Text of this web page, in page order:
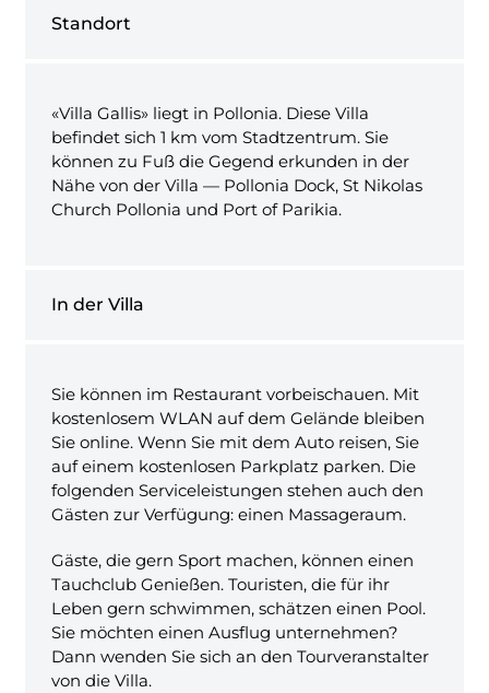
Standort
«Villa Gallis» liegt in Pollonia. Diese Villa
befindet sich 1 km vom Stadtzentrum. Sie
können zu Fuß die Gegend erkunden in der
Nähe von der Villa — Pollonia Dock, St Nikolas
Church Pollonia und Port of Parikia.
In der Villa
Sie können im Restaurant vorbeischauen. Mit
kostenlosem WLAN auf dem Gelände bleiben
Sie online. Wenn Sie mit dem Auto reisen, Sie
auf einem kostenlosen Parkplatz parken. Die
folgenden Serviceleistungen stehen auch den
Gästen zur Verfügung: einen Massageraum.
Gäste, die gern Sport machen, können einen
Tauchclub Genießen. Touristen, die für ihr
Leben gern schwimmen, schätzen einen Pool.
Sie möchten einen Ausflug unternehmen?
Dann wenden Sie sich an den Tourveranstalter
von die Villa.